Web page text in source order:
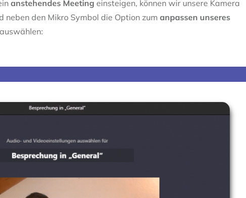
anstehendes Meeting einsteigen, können wir unsere Kamera
neben den Mikro Symbol die Option zum anpassen unseres
auswählen: